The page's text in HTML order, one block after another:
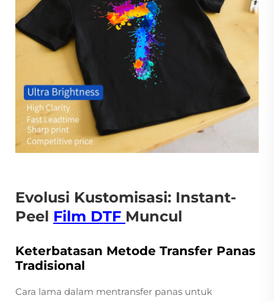
Evolusi Kustomisasi: Instant-
Peel Film DTF Muncul
Keterbatasan Metode Transfer Panas
Tradisional
Cara lama dalam mentransfer panas untuk